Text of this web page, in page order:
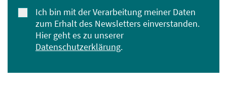
Ich bin mit der Verarbeitung meiner Daten
zum Erhalt des Newsletters einverstanden.
Hier geht es zu unserer
Datenschutzerklärung.